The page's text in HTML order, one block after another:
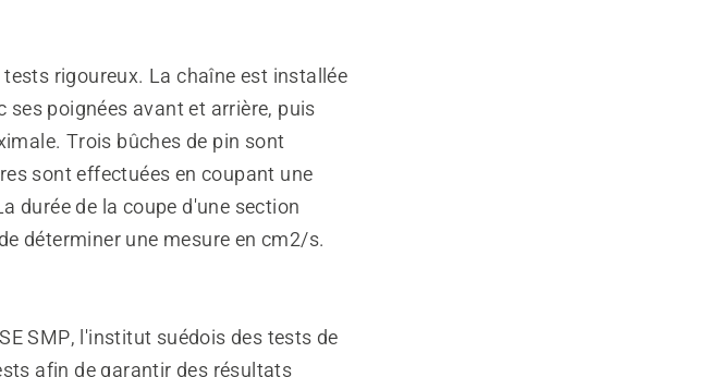
rigoureux. La chaîne est installée
poignées avant et arrière, puis
Trois bûches de pin sont
sont effectuées en coupant une
durée de la coupe d'une section
déterminer une mesure en cm2/s.
SMP, l'institut suédois des tests de
afin de garantir des résultats